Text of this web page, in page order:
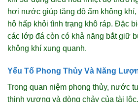
hơi nước giúp tăng độ ẩm không
hô hấp khỏi tình trạng khô ráp. Đặc
các lớp đá còn có khả năng bắt giữ
không khí xung quanh.
Yếu Tố Phong Thủy Và Năng
Trong quan niệm phong thủy, nước
thịnh vượng và dòng chảy của tài lộc.